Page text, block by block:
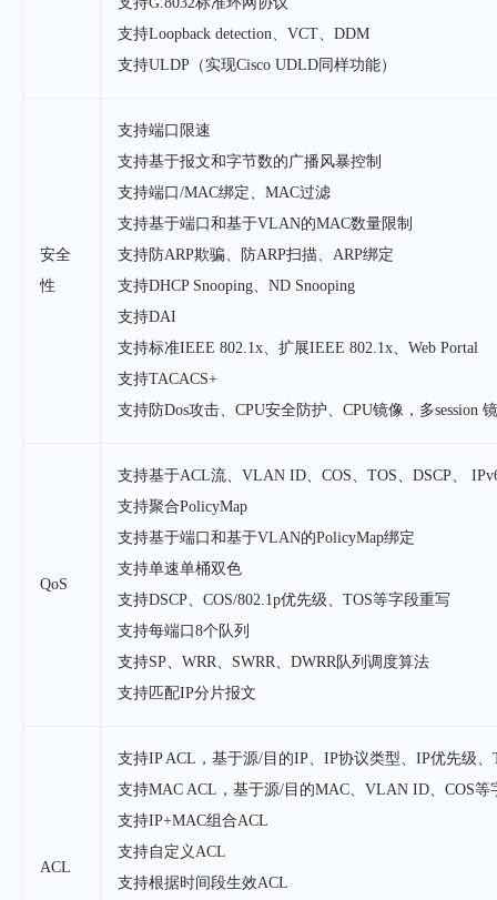
支持Loopback detection、VCT、DDM
支持ULDP（实现Cisco UDLD同样功能）
安全
性
支持端口限速
支持基于报文和字节数的广播风暴控制
支持端口/MAC绑定、MAC过滤
支持基于端口和基于VLAN的MAC数量限制
支持防ARP欺骗、防ARP扫描、ARP绑定
支持DHCP Snooping、ND Snooping
支持DAI
支持标准IEEE 802.1x、扩展IEEE 802.1x、Web Portal
支持TACACS+
支持防Dos攻击、CPU安全防护、CPU镜像，多session
QoS
支持基于ACL流、VLAN ID、COS、TOS、DSCP、
支持聚合PolicyMap
支持基于端口和基于VLAN的PolicyMap绑定
支持单速单桶双色
支持DSCP、COS/802.1p优先级、TOS等字段重写
支持每端口8个队列
支持SP、WRR、SWRR、DWRR队列调度算法
支持匹配IP分片报文
ACL
支持IP ACL，基于源/目的IP、IP协议类型、IP优先级
支持MAC ACL，基于源/目的MAC、VLAN ID、COS等
支持IP+MAC组合ACL
支持自定义ACL
支持根据时间段生效ACL